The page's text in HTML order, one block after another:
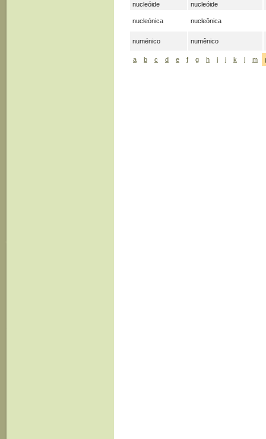
nucleóide
nucleóide
nucleónica nucleônica
numénico numênico
a b c d e f g h i j k l m